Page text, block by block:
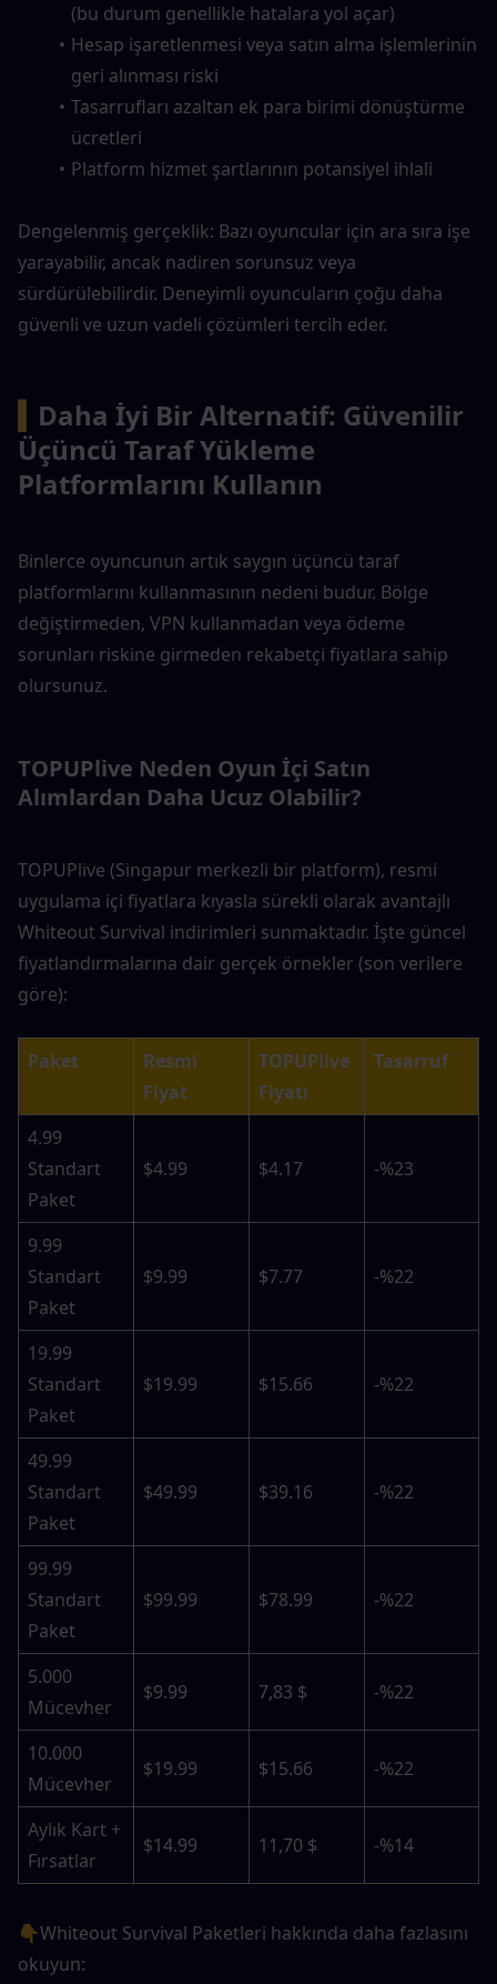
(bu durum genellikle hatalara yol açar)
Hesap işaretlenmesi veya satın alma işlemlerinin
geri alınması riski
Tasarrufları azaltan ek para birimi dönüştürme
ücretleri
Platform hizmet şartlarının potansiyel ihlali
Dengelenmiş gerçeklik: Bazı oyuncular için ara sıra işe
yarayabilir, ancak nadiren sorunsuz veya
sürdürülebilirdir. Deneyimli oyuncuların çoğu daha
güvenli ve uzun vadeli çözümleri tercih eder.
Daha İyi Bir Alternatif: Güvenilir
Üçüncü Taraf Yükleme
Platformlarını Kullanın
Binlerce oyuncunun artık saygın üçüncü taraf
platformlarını kullanmasının nedeni budur. Bölge
değiştirmeden, VPN kullanmadan veya ödeme
sorunları riskine girmeden rekabetçi fiyatlara sahip
olursunuz.
TOPUPlive Neden Oyun İçi Satın
Alımlardan Daha Ucuz Olabilir?
TOPUPlive (Singapur merkezli bir platform), resmi
uygulama içi fiyatlara kıyasla sürekli olarak avantajlı
Whiteout Survival indirimleri sunmaktadır. İşte güncel
fiyatlandırmalarına dair gerçek örnekler (son verilere
göre):
Paket
Resmi
Fiyat
TOPUPlive
Fiyatı
Tasarruf
4.99
Standart
Paket
$4.99 $4.17 -%23
9.99
Standart
Paket
$9.99 $7.77 -%22
19.99
Standart
Paket
$19.99 $15.66 -%22
49.99
Standart
Paket
$49.99 $39.16 -%22
99.99
Standart
Paket
$99.99 $78.99 -%22
5.000
Mücevher
$9.99 7,83 $ -%22
10.000
Mücevher
$19.99 $15.66 -%22
Aylık Kart +
Fırsatlar
$14.99 11,70 $ -%14
👇Whiteout Survival Paketleri hakkında daha fazlasını
okuyun: